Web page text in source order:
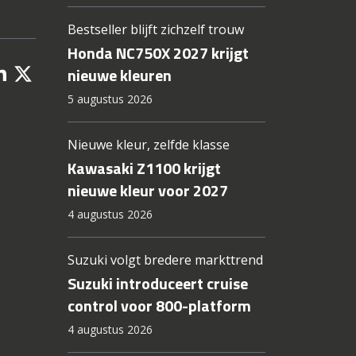
Bestseller blijft zichzelf trouw
Honda NC750X 2027 krijgt
nieuwe kleuren
5 augustus 2026
Nieuwe kleur, zelfde klasse
Kawasaki Z1100 krijgt
nieuwe kleur voor 2027
4 augustus 2026
Suzuki volgt bredere markttrend
Suzuki introduceert cruise
control voor 800-platform
4 augustus 2026